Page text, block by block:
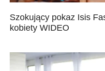
Szokujący pokaz Isis
kobiety WIDEO